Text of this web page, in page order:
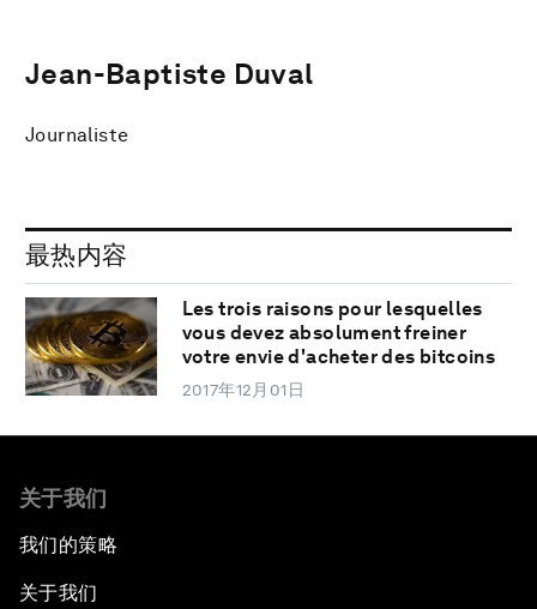
Jean-Baptiste Duval
Journaliste
最热内容
Les trois raisons pour lesquelles
vous devez absolument freiner
votre envie d'acheter des bitcoins
2017年12月01日
关于我们
我们的策略
关于我们